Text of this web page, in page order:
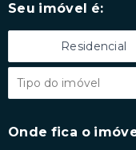
Seu imóvel é:
Residencial
Tipo do imóvel
Onde fica o